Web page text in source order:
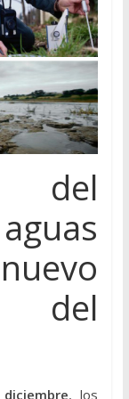
del
del
, los